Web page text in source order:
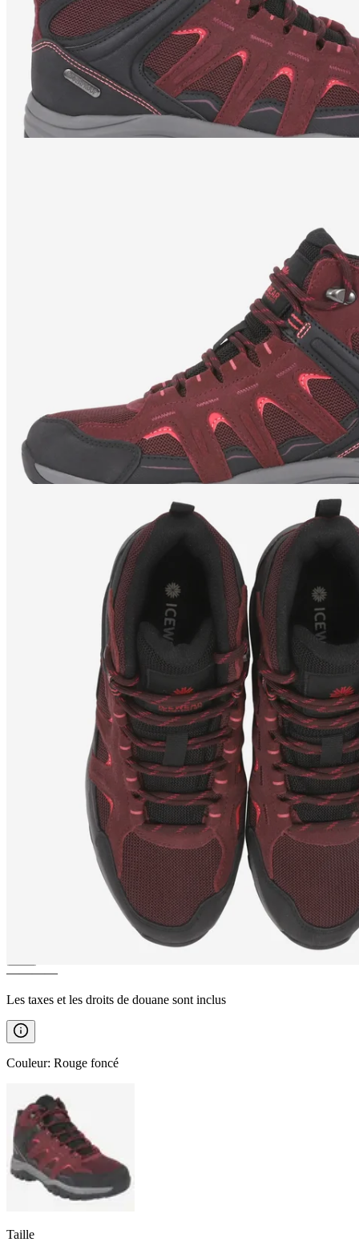
ÖSKUBAKURChaussures de
randonnée pour femmes
————
Les taxes et les droits de douane sont inclus
Couleur: Rouge foncé
Taille